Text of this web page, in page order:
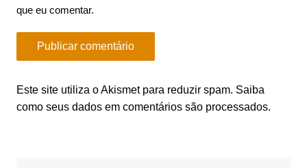
que eu comentar.
Este site utiliza o Akismet para reduzir spam. Saiba
como seus dados em comentários são processados.